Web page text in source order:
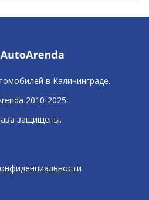
в Калининграде.
2010-2025
защищены.